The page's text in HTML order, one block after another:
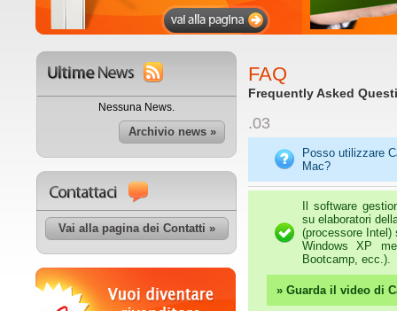
Nessuna News.
Archivio news »
Vai alla pagina dei Contatti »
FAQ
Frequently Asked
.03
Posso utilizzare
Mac?
Il software
su elaboratori
(processore Intel)
Windows XP
Bootcamp, ecc.).
» Guarda il video di